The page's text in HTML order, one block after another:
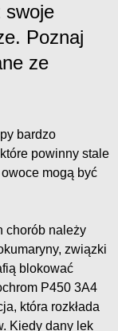
swoje
Poznaj
ze
bardzo
powinny stale
mogą być
chorób należy
związki
blokować
P450 3A4
która rozkłada
Kiedy dany lek